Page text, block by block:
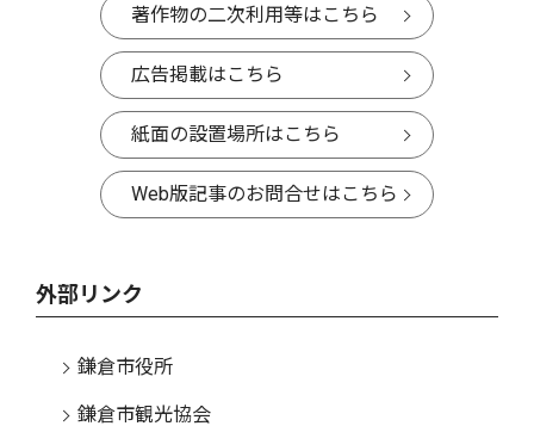
著作物の二次利用等はこちら
広告掲載はこちら
紙面の設置場所はこちら
Web版記事のお問合せはこちら
外部リンク
鎌倉市役所
鎌倉市観光協会